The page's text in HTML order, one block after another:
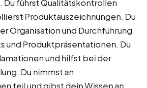
führst Qualitätskontrollen
Produktauszeichnungen. Du
Organisation und Durchführung
und Produktpräsentationen. Du
und hilfst bei der
Du nimmst an
teil und gibst dein Wissen an